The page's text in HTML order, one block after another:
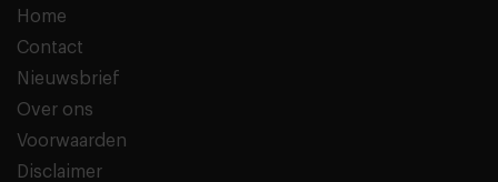
Home
Contact
Nieuwsbrief
Over ons
Voorwaarden
Disclaimer